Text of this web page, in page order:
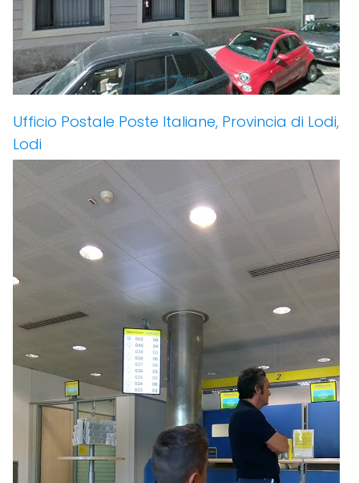
Ufficio Postale Poste Italiane, Provincia di Lodi,
Lodi